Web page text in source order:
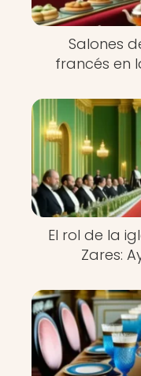
Salones
francés en
El rol de la
Zares: